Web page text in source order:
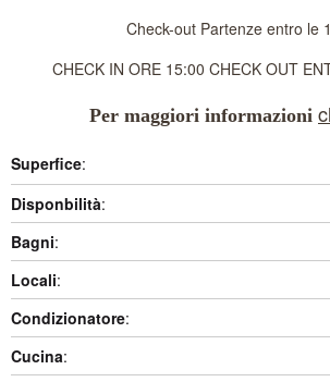
Check-out Partenze entro le
CHECK IN ORE 15:00 CHECK OUT
Per maggiori informazioni
Superfice:
Disponbilità:
Bagni:
Locali:
Condizionatore:
Cucina: